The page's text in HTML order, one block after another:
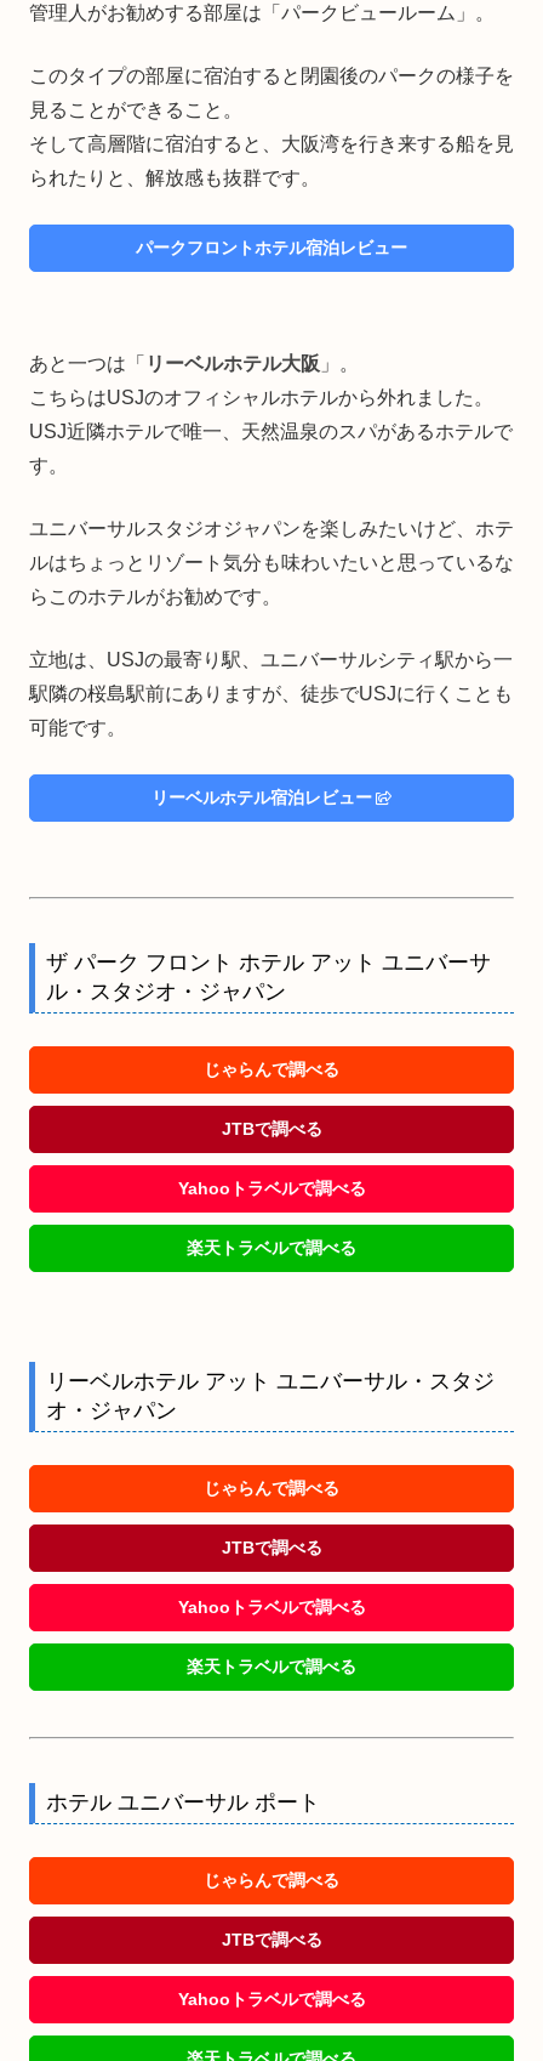
管理人がお勧めする部屋は「パークビュールーム」。
このタイプの部屋に宿泊すると閉園後のパークの様子を
見ることができること。
そして高層階に宿泊すると、大阪湾を行き来する船を見
られたりと、解放感も抜群です。
パークフロントホテル宿泊レビュー
あと一つは「 リーベルホテル大阪 」。
こちらはUSJのオフィシャルホテルから外れました。
USJ近隣ホテルで唯一、天然温泉のスパがあるホテルで
す。
ユニバーサルスタジオジャパンを楽しみたいけど、ホテ
ルはちょっとリゾート気分も味わいたいと思っているな
らこのホテルがお勧めです。
立地は、USJの最寄り駅、ユニバーサルシティ駅から一
駅隣の桜島駅前にありますが、徒歩でUSJに行くことも
可能です。
リーベルホテル宿泊レビュー
ザ パーク フロント ホテル アット ユニバーサ
ル・スタジオ・ジャパン
じゃらんで調べる
JTBで調べる
Yahooトラベルで調べる
楽天トラベルで調べる
リーベルホテル アット ユニバーサル・スタジ
オ・ジャパン
じゃらんで調べる
JTBで調べる
Yahooトラベルで調べる
楽天トラベルで調べる
ホテル ユニバーサル ポート
じゃらんで調べる
JTBで調べる
Yahooトラベルで調べる